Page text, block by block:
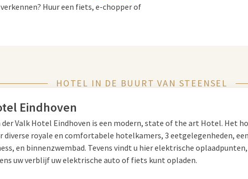
Huur een fiets, e-chopper of
stad. Maak een wandeling of
het bruisende
en geniet van een dag vol
HOTEL IN DE BUURT VAN STEENSEL
Eindhoven
der Valk Hotel Eindhoven is een modern, state of the art Hotel. Het
diverse royale en comfortabele hotelkamers, 3 eetgelegenheden,
en binnenzwembad. Tevens vindt u hier elektrische
uw verblijf uw elektrische auto of fiets kunt opladen.